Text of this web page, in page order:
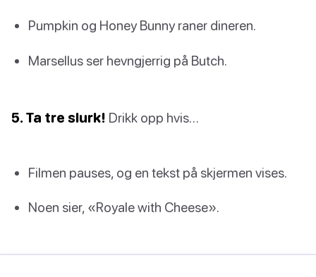
Pumpkin og Honey Bunny raner dineren.
Marsellus ser hevngjerrig på Butch.
5. Ta tre slurk! Drikk opp hvis…
Filmen pauses, og en tekst på skjermen vises.
Noen sier, «Royale with Cheese».